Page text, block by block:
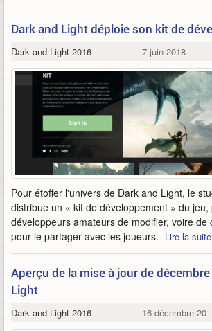
Dark and Light déploie son kit de
Dark and Light 2016 7 juin 2018
Pour étoffer l'univers de Dark and Light, le
distribue un « kit de développement » du
développeurs amateurs de modifier, voire de
pour le partager avec les joueurs. Lire la suite
Aperçu de la mise à jour de
Light
Dark and Light 2016 16 décembre 2017